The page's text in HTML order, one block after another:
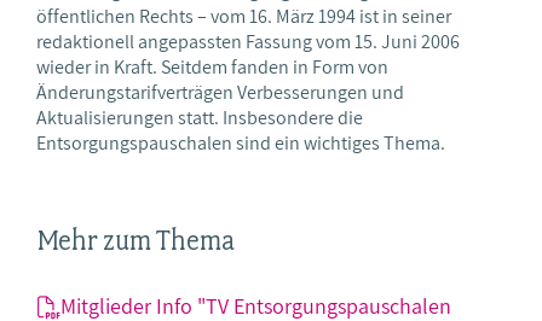
öffentlichen Rechts – vom 16. März 1994 ist in seiner
redaktionell angepassten Fassung vom 15. Juni 2006
wieder in Kraft. Seitdem fanden in Form von
Änderungstarifverträgen Verbesserungen und
Aktualisierungen statt. Insbesondere die
Entsorgungspauschalen sind ein wichtiges Thema.
Mehr zum Thema
Mitglieder Info "TV Entsorgungspauschalen